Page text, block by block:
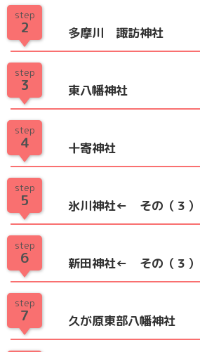
step
2 多摩川 諏訪神社
step
3 東八幡神社
step
4 十寄神社
step
5 氷川神社← その（３）
step
6 新田神社← その（３）
step
7 久が原東部八幡神社